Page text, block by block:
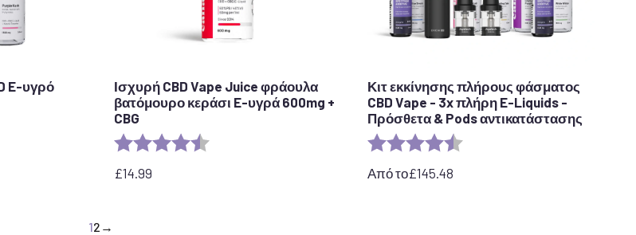
E-υγρό
Ισχυρή CBD Vape Juice φράουλα
βατόμουρο κεράσι E-υγρά 600mg +
CBG
Αξιολόγηση: 4.1 out of 5 stars
£14.99
Κιτ εκκίνησης πλήρους φάσματος
CBD Vape - 3x πλήρη E-Liquids -
Πρόσθετα & Pods αντικατάστασης
Αξιολόγηση:
Από το£145.48
12 →